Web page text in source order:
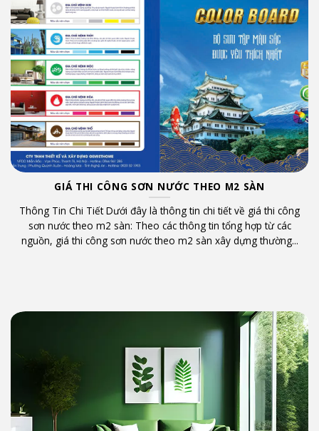
GIÁ THI CÔNG SƠN NƯỚC THEO M2 SÀN
Thông Tin Chi Tiết Dưới đây là thông tin chi tiết về giá thi công
sơn nước theo m2 sàn: Theo các thông tin tổng hợp từ các
nguồn, giá thi công sơn nước theo m2 sàn xây dựng thường...